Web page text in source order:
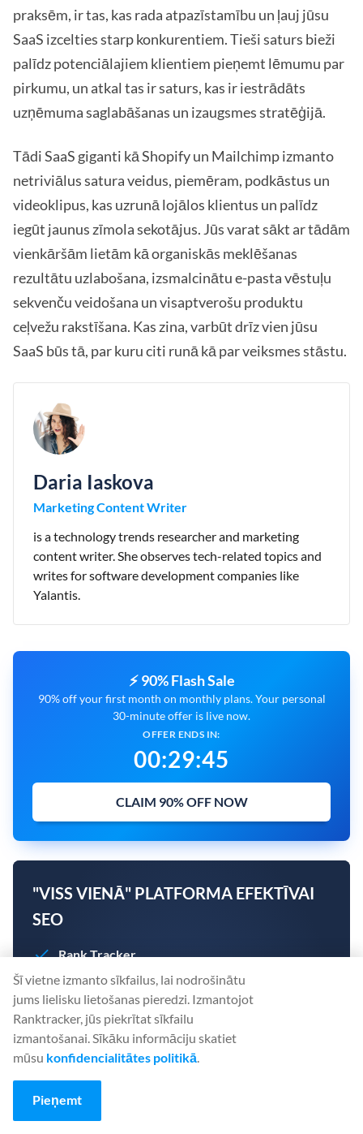
praksēm, ir tas, kas rada atpazīstamību un ļauj jūsu
SaaS izcelties starp konkurentiem. Tieši saturs bieži
palīdz potenciālajiem klientiem pieņemt lēmumu par
pirkumu, un atkal tas ir saturs, kas ir iestrādāts
uzņēmuma saglabāšanas un izaugsmes stratēģijā.
Tādi SaaS giganti kā Shopify un Mailchimp izmanto
netriviālus satura veidus, piemēram, podkāstus un
videoklipus, kas uzrunā lojālos klientus un palīdz
iegūt jaunus zīmola sekotājus. Jūs varat sākt ar tādām
vienkāršām lietām kā organiskās meklēšanas
rezultātu uzlabošana, izsmalcinātu e-pasta vēstuļu
sekvenču veidošana un visaptverošu produktu
ceļvežu rakstīšana. Kas zina, varbūt drīz vien jūsu
SaaS būs tā, par kuru citi runā kā par veiksmes stāstu.
Daria Iaskova
Marketing Content Writer
is a technology trends researcher and marketing
content writer. She observes tech-related topics and
writes for software development companies like
Yalantis.
⚡ 90% Flash Sale
90% off your first month on monthly plans. Your personal
30-minute offer is live now.
OFFER ENDS IN:
00:29:43
CLAIM 90% OFF NOW
"VISS VIENĀ" PLATFORMA EFEKTĪVAI
SEO
Rank Tracker
Keyword Finder
SERP Checker
Backlink Checker
Backlink Monitor
Website Audit
Izveidojiet savu kontu šodien. Kredītkarte nav
nepieciešama.
Šī vietne izmanto sīkfailus, lai nodrošinātu
jums lielisku lietošanas pieredzi. Izmantojot
Ranktracker, jūs piekrītat sīkfailu
izmantošanai. Sīkāku informāciju skatiet
mūsu konfidencialitātes politikā.
Pieņemt